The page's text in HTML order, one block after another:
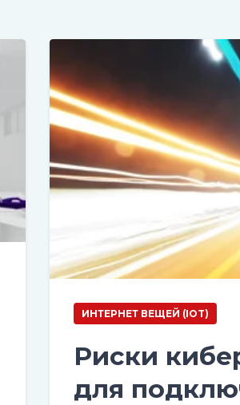
ИНТЕРНЕТ ВЕЩЕЙ (IOT)
Риски
для